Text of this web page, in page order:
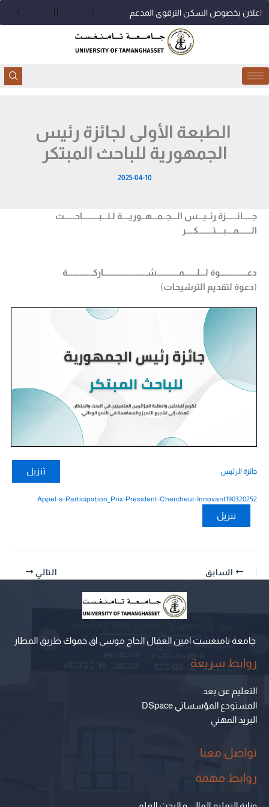
اعلان بخصوص السكن الترقوي المدعم
الطبعة الأولى لجائزة رئيس
الجمهورية للباحث المبتكر
2025-04-10
جـــــائــــــزة رئــيـــس الـــجــمـــهــوريــــة لـلـــبـــــــــاحــــــث
الـــــــمــــبــــتــــــــكــــر
دعـــــــــــــــوة لـــلـــــــمــــــــــــشــــــــــــــــــــــــاركــــــــــــــة
(دعوة لتقديم الترشيحات)
جائزة الرئيس تنزيل
Appel-a-Participation_Prix-President-Chercheur-Innovant190320252
تنزيل
السابق التالي
جامعة تامنغست امين العقال الحاج موسى اق خموك طريق المطار
روابط سريعة
التعليم عن بعد
المستودع المؤسساتي DSpace
البريد المهني
تواصل معنا
روابط مهمة